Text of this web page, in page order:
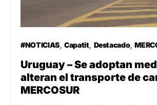
#NOTICIAS Capatit Destacado
Uruguay – Se adoptan
alteran el transporte de
MERCOSUR